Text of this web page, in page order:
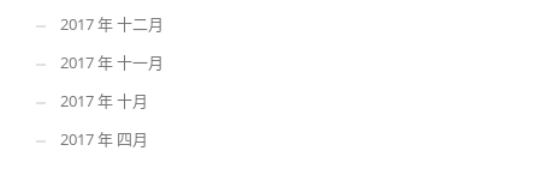
2017 年 十二月
2017 年 十一月
2017 年 十月
2017 年 四月